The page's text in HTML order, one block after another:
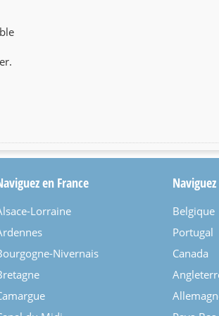
Naviguez en France
Lorraine
Nivernais
Belgique
Portugal
Canada